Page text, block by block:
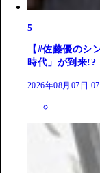
5
【#佐藤優のシ
時代」が到来!?
2026年08月07日